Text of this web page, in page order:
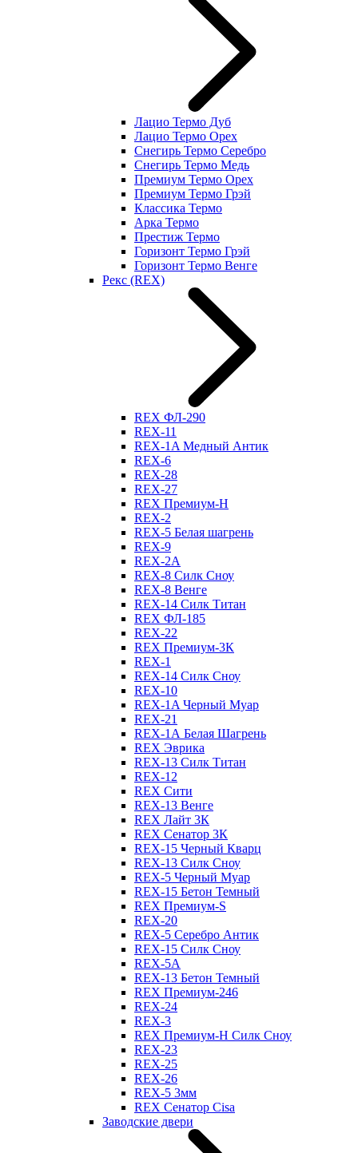
Лацио Термо Дуб
Лацио Термо Орех
Снегирь Термо Серебро
Снегирь Термо Медь
Премиум Термо Орех
Премиум Термо Грэй
Классика Термо
Арка Термо
Престиж Термо
Горизонт Термо Грэй
Горизонт Термо Венге
Рекс (REX)
REX ФЛ-290
REX-11
REX-1A Медный Антик
REX-6
REX-28
REX-27
REX Премиум-Н
REX-2
REX-5 Белая шагрень
REX-9
REX-2А
REX-8 Силк Сноу
REX-8 Венге
REX-14 Силк Титан
REX ФЛ-185
REX-22
REX Премиум-3К
REX-1
REX-14 Силк Сноу
REX-10
REX-1A Черный Муар
REX-21
REX-1А Белая Шагрень
REX Эврика
REX-13 Силк Титан
REX-12
REX Сити
REX-13 Венге
REX Лайт 3К
REX Сенатор 3К
REX-15 Черный Кварц
REX-13 Силк Сноу
REX-5 Черный Муар
REX-15 Бетон Темный
REX Премиум-S
REX-20
REX-5 Серебро Антик
REX-15 Силк Сноу
REX-5А
REX-13 Бетон Темный
REX Премиум-246
REX-24
REX-3
REX Премиум-Н Силк Сноу
REX-23
REX-25
REX-26
REX-5 3мм
REX Сенатор Cisa
Заводские двери